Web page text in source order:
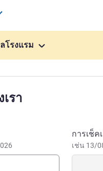
and outdoor
open 24/7. Enjoy our
the sunny garden with
As well as being in
it is only 15 minutes
access to the Queen's
Ivato International
โรงแรม
รา
รมนี้ การเช็ค
เช่น 13/